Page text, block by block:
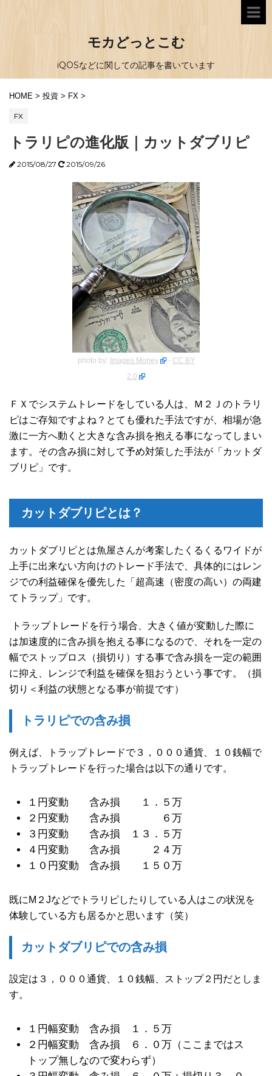
モカどっとこむ
iQOSなどに関しての記事を書いています
HOME > 投資 > FX >
FX
トラリピの進化版｜カットダブリピ
2015/08/27 2015/09/26
photo by: Images Money - CC BY
2.0
ＦＸでシステムトレードをしている人は、Ｍ２Ｊのトラリ
ピはご存知ですよね？とても優れた手法ですが、相場が急
激に一方へ動くと大きな含み損を抱える事になってしまい
ます。その含み損に対して予め対策した手法が「カットダ
ブリピ」です。
カットダブリピとは？
カットダブリピとは魚屋さんが考案したくるくるワイドが
上手に出来ない方向けのトレード手法で、具体的にはレン
ジでの利益確保を優先した「超高速（密度の高い）の両建
てトラップ」です。
トラップトレードを行う場合、大きく値が変動した際に
は加速度的に含み損を抱える事になるので、それを一定の
幅でストップロス（損切り）する事で含み損を一定の範囲
に抑え、レンジで利益を確保を狙おうという事です。（損
切り＜利益の状態となる事が前提です）
トラリピでの含み損
例えば、トラップトレードで３，０００通貨、１０銭幅で
トラップトレードを行った場合は以下の通りです。
１円変動 含み損 １．５万
２円変動 含み損 ６万
３円変動 含み損 １３．５万
４円変動 含み損 ２４万
１０円変動 含み損 １５０万
既にM２Jなどでトラリピしたりしている人はこの状況を
体験している方も居るかと思います（笑）
カットダブリピでの含み損
設定は３，０００通貨、１０銭幅、ストップ２円だとしま
す。
１円幅変動 含み損 １．５万
２円幅変動 含み損 ６．０万（ここまではス
トップ無しなので変わらず）